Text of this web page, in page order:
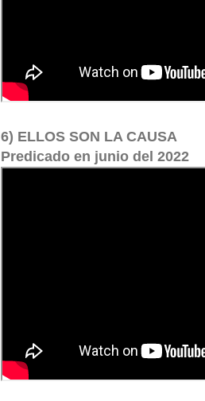
6) ELLOS SON LA CAUSA
Predicado en junio del 2022